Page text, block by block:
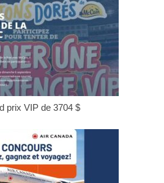
prix VIP de 3704 $